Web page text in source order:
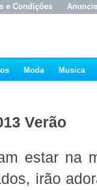
e Condições Anuncie
Moda Musica
Verão
estar na
irão